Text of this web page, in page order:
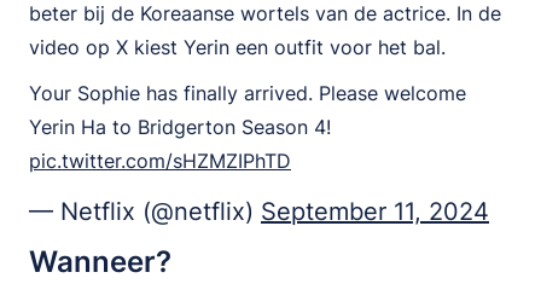
beter bij de Koreaanse wortels van de actrice. In de
video op X kiest Yerin een outfit voor het bal.
Your Sophie has finally arrived. Please welcome
Yerin Ha to Bridgerton Season 4!
pic.twitter.com/sHZMZIPhTD
— Netflix (@netflix) September 11, 2024
Wanneer?